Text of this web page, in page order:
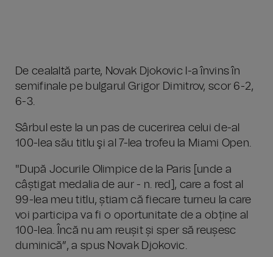
De cealaltă parte, Novak Djokovic l-a învins în
semifinale pe bulgarul Grigor Dimitrov, scor 6-2,
6-3.
Sârbul este la un pas de cucerirea celui de-al
100-lea său titlu şi al 7-lea trofeu la Miami Open.
"După Jocurile Olimpice de la Paris [unde a
câștigat medalia de aur - n. red], care a fost al
99-lea meu titlu, știam că fiecare turneu la care
voi participa va fi o oportunitate de a obține al
100-lea. Încă nu am reușit și sper să reușesc
duminică”, a spus Novak Djokovic.